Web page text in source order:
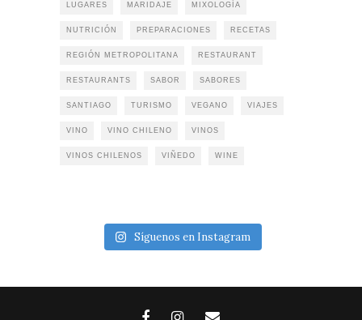
LUGARES MARIDAJE MIXOLOGÍA
NUTRICIÓN PREPARACIONES RECETAS
REGIÓN METROPOLITANA RESTAURANT
RESTAURANTS SABOR SABORES
SANTIAGO TURISMO VEGANO VIAJES
VINO VINO CHILENO VINOS
VINOS CHILENOS VIÑEDO WINE
Síguenos en Instagram